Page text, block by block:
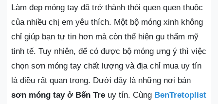
Làm đẹp móng tay đã trở thành thói quen quen thuộc
của nhiều chị em yêu thích. Một bộ móng xinh không
chỉ giúp bạn tự tin hơn mà còn thể hiện gu thẩm mỹ
tinh tế. Tuy nhiên, để có được bộ móng ưng ý thì việc
chọn sơn móng tay chất lượng và địa chỉ mua uy tín
là điều rất quan trọng. Dưới đây là những nơi bán
sơn móng tay ở Bến Tre uy tín. Cùng BenTretoplist